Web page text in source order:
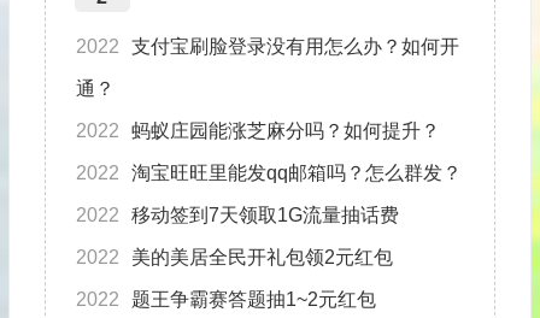
2022 支付宝刷脸登录没有用怎么办？如何开
通？
2022 蚂蚁庄园能涨芝麻分吗？如何提升？
2022 淘宝旺旺里能发qq邮箱吗？怎么群发？
2022 移动签到7天领取1G流量抽话费
2022 美的美居全民开礼包领2元红包
2022 题王争霸赛答题抽1~2元红包